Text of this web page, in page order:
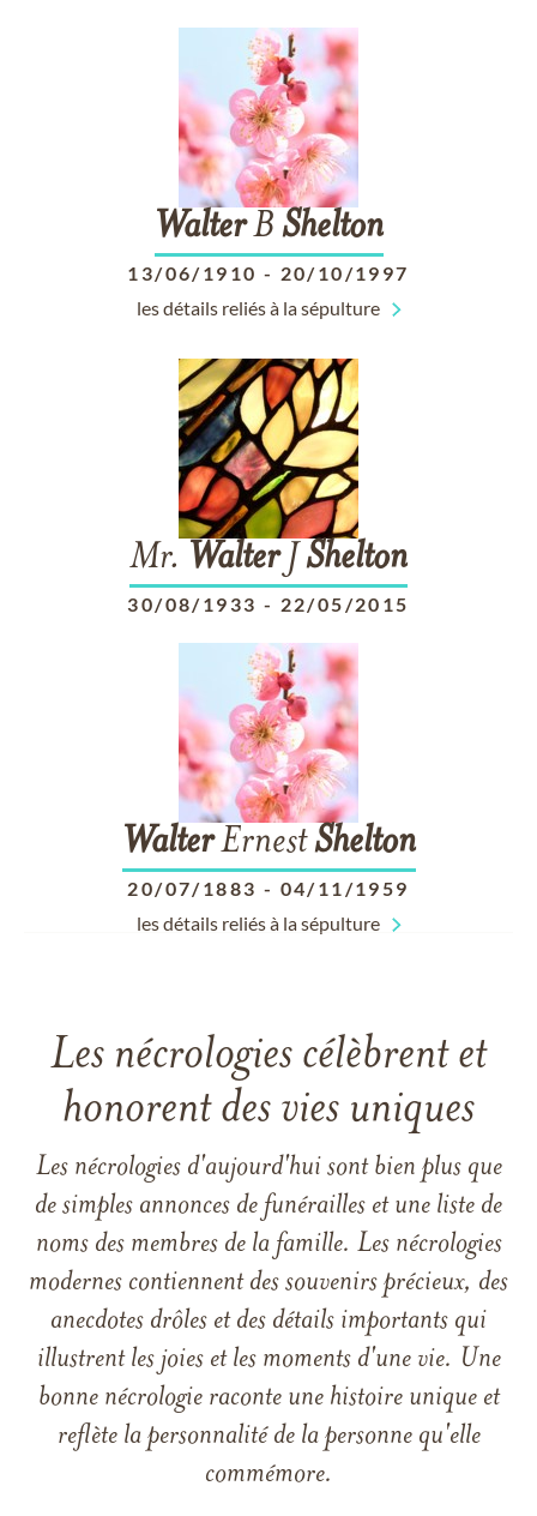
WalterB Shelton
13/06/1910 - 20/10/1997
les détails reliés à la sépulture
Mr. WalterJ Shelton
30/08/1933 - 22/05/2015
WalterErnestShelton
20/07/1883 - 04/11/1959
les détails reliés à la sépulture
Les nécrologies célèbrent et
honorent des vies uniques
Les nécrologies d'aujourd'hui sont bien plus que
de simples annonces de funérailles et une liste de
noms des membres de la famille. Les nécrologies
modernes contiennent des souvenirs précieux, des
anecdotes drôles et des détails importants qui
illustrent les joies et les moments d'une vie. Une
bonne nécrologie raconte une histoire unique et
reflète la personnalité de la personne qu'elle
commémore.